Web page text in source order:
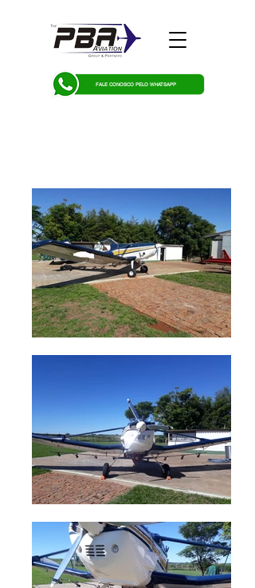
FALE CONOSCO PELO WHATSAPP